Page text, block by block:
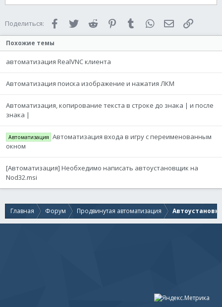
Поделиться: FacebookTwitter Reddit PinterestTumblr WhatsAppЭлектронная
Похожие темы
автоматизация RealVNC клиента
Автоматизация поиска изображение и нажатия ЛКМ
Автоматизация, копирование текста в строке до знака | и после
знака |
Автоматизация Автоматизация входа в игру с переименованным
окном
[Автоматизация] Необхедимо написать автоустановщик на
Nod32.msi
Главная Форум Продвинутая автоматизация